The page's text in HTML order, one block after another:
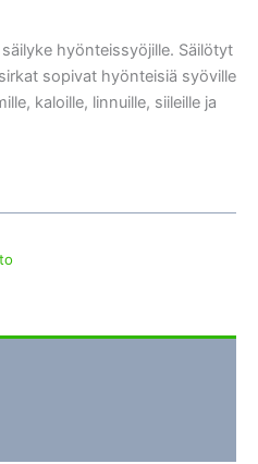
hyönteissyöjille. Säilötyt
sopivat hyönteisiä syöville
kaloille, linnuille, siileille ja